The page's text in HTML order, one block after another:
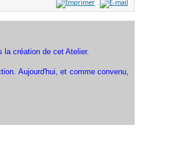
la création de cet Atelier.
Aujourd'hui, et comme convenu,